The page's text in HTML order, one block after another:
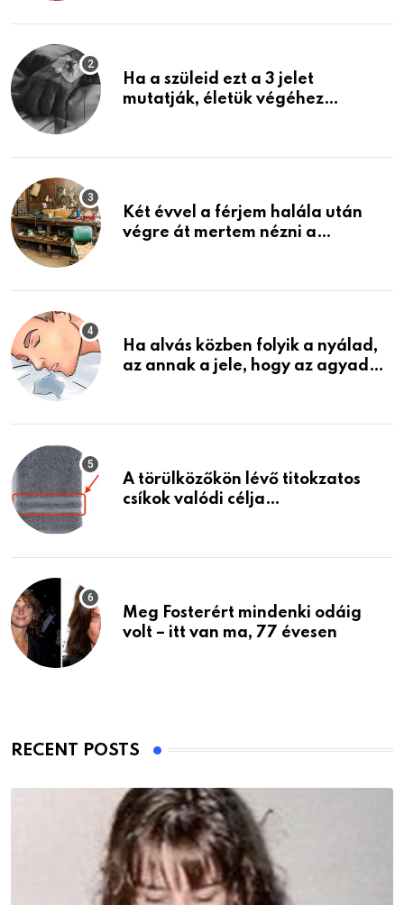
Ha a szüleid ezt a 3 jelet
mutatják, életük végéhez
Két évvel a férjem halála után
végre át mertem nézni a
életemet
Ha alvás közben folyik a nyálad,
az annak a jele, hogy az agyad…
A törülközőkön lévő titokzatos
csíkok valódi célja…
Meg Fosterért mindenki odáig
volt – itt van ma, 77 évesen
RECENT POSTS